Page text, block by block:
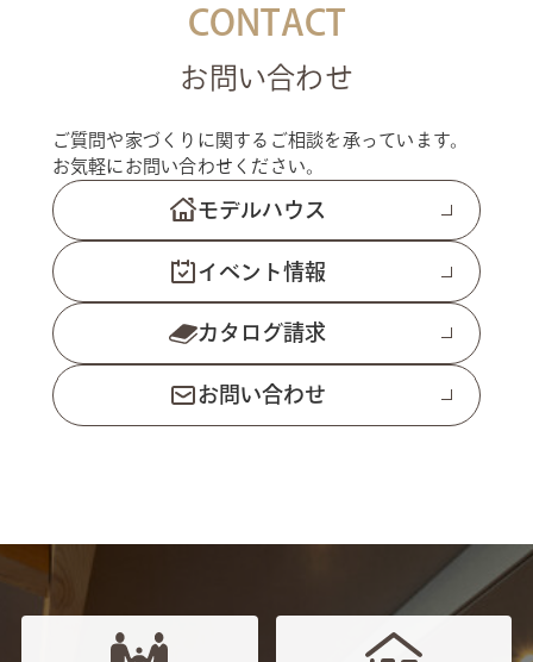
CONTACT
お問い合わせ
ご質問や家づくりに関するご相談を承っています。
お気軽にお問い合わせください。
モデルハウス
イベント情報
カタログ請求
お問い合わせ